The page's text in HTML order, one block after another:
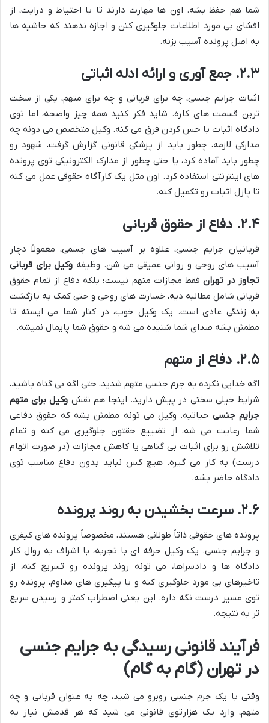
شما هم حفظ بشه. اون ها مهارت دارند تا با احتیاط و درایت، از
افشای بی مورد اطلاعات جلوگیری کنن و اجازه ندهند که حاشیه ها
به اصل پرونده آسیب بزنه.
۲.۳. جمع آوری و ارائه ادله اثباتی
اثبات جرایم جنسی، چه برای قربانی و چه برای متهم، یکی از سخت
ترین قسمت های کاره. شاید فکر کنید همه چیز واضحه، اما توی
دادگاه اثبات با حس کردن فرق می کنه. وکیل متخصص می دونه چه
مدارکی لازمه، چطور باید از پزشکی قانونی گزارش گرفت، شهود رو
چطور باید آماده کرد، یا حتی چطور از مدارک الکترونیکی توی پرونده
های اینترنتی استفاده کرد. اون مثل یک کارآگاه حقوقی عمل می کنه
تا پازل اثبات رو تکمیل کنه.
۲.۴. دفاع از حقوق قربانی
قربانیان جرایم جنسی، علاوه بر آسیب های جسمی، معمولاً دچار
آسیب های روحی و روانی عمیقی می شن. وظیفه وکیل برای قربانی
تجاوز در تهرانفقط مجازات متهم نیست؛ بلکه دفاع از تمام حقوق
قربانی شامل مطالبه دیه، خسارت های روحی و حتی کمک به بازگشت
به زندگی عادی است. یک وکیل خوب، در کنار شما می ایسته تا
مطمئن بشه صدای شما شنیده می شه و حقوق شما پایمال نمیشه.
۲.۵. دفاع از متهم
اگه خدایی نکرده به جرم جنسی متهم شدید، حتی اگه بی گناه باشید،
شرایط خیلی سختی در پیش دارید. اینجا هم نقش وکیل برای متهم
جرایم جنسی حیاتیه. وکیل می تونه مطمئن بشه که حقوق دفاعی
شما رعایت می شه، از تضییع حقتون جلوگیری می کنه و تمام
تلاشش رو برای اثبات بی گناهی یا کاهش مجازات (در صورت اتهام
درست) به کار می گیره. هیچ کس نباید بدون دفاع مناسب توی
دادگاه حاضر بشه.
۲.۶. سرعت بخشیدن به روند پرونده
پرونده های حقوقی ذاتاً طولانی هستند، مخصوصاً پرونده های کیفری
و جرایم جنسی. یک وکیل حرفه ای با تجربه، با اشراف به روال کار
دادگاه ها و دادسراها، می تونه روند پرونده رو تسریع کنه، از
تاخیرهای بی مورد جلوگیری کنه و با پیگیری های مداوم، پرونده رو
توی مسیر درست نگه داره. این یعنی اضطراب کمتر و رسیدن سریع
تر به نتیجه.
فرآیند قانونی رسیدگی به جرایم جنسی
در تهران (گام به گام)
وقتی با یک جرم جنسی روبرو می شید، چه به عنوان قربانی و چه
متهم، وارد یک هزارتوی قانونی می شید که هر قدمش نیاز به